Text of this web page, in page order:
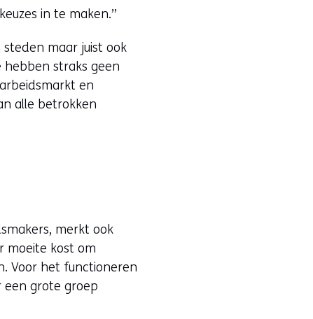
in te maken.”
maar juist ook
hebben straks geen
en
alle betrokken
merkt ook
moeite kost om
Voor het functioneren
een grote groep